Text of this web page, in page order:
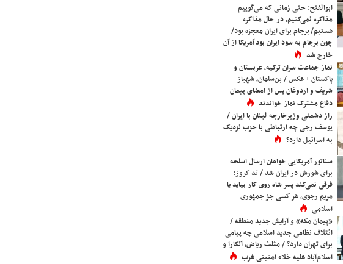
ابوالفتح: حتی زمانی که می‌گوییم
مذاکره نمی‌کنیم، در حال مذاکره
هستیم/ برجام برای ایران معجزه بود/
چون برجام به سود ایران بود آمریکا از آن
خارج شد
نماز جماعت سران ترکیه، عربستان و
پاکستان + عکس / بن‌سلمان، شهباز
شریف و اردوغان پس از امضای پیمان
دفاع مشترک نماز خواندند
راز دشمنی وزیرخارجه لبنان با ایران /
یوسف رجی چه ارتباطی با حزب نزدیک
به اسرائیل دارد؟
سناتور آمریکایی خواهان ارسال اسلحه
برای شورش در ایران شد / تد کروز:
فرقی نمی‌کند پسر شاه روی کار بیاید یا
مریم رجوی، هر کسی جز جمهوری
اسلامی
«پیمان مکه» و آرایش جدید منطقه /
ائتلاف نظامی جدید اسلامی چه پیامی
برای تهران دارد؟ / مثلث ریاض، آنکارا و
اسلام‌آباد علیه خلاء امنیتی غرب